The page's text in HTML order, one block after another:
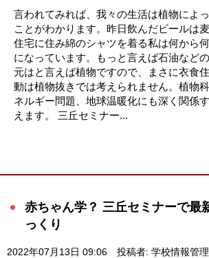
言われてみれば、我々の生活は植物によ
ことがわかります。昨日飲んだビールは
住宅に住み綿のシャツを着る私は何から
になっています。もっと言えば石油など
元はと言えば植物ですので、まさに衣食
動は植物抜きでは考えられません。植物
ネルギー問題、地球温暖化にも深く関係
えます。 三丘セミナー...
赤ちゃん学？ 三丘セミナーで最
っくり
2022年07月13日 09:06 投稿者: 学校情報管